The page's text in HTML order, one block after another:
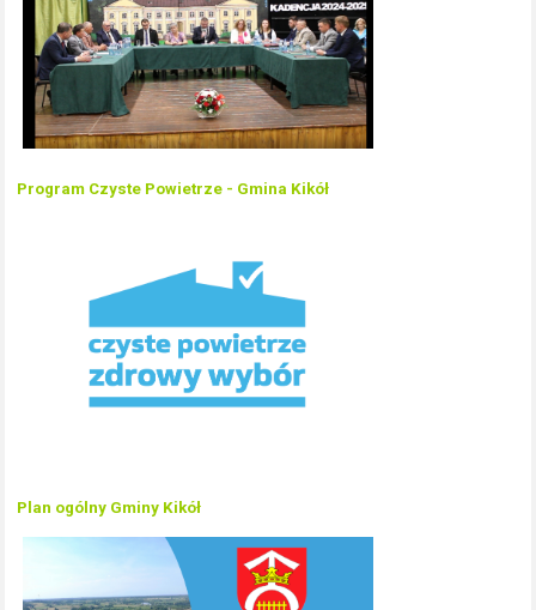
Program Czyste Powietrze - Gmina Kikół
Plan ogólny Gminy Kikół